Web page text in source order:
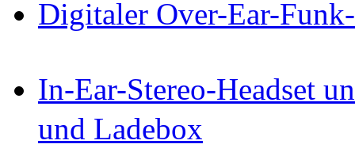
Digitaler Over-Ear-
In-Ear-Stereo-Headset
und Ladebox